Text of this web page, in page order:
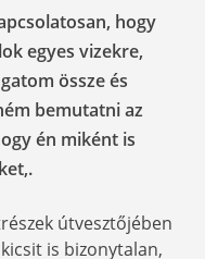
hogy
egyes vizekre,
össze és
bemutatni az
én miként is
útvesztőjében
is bizonytalan,